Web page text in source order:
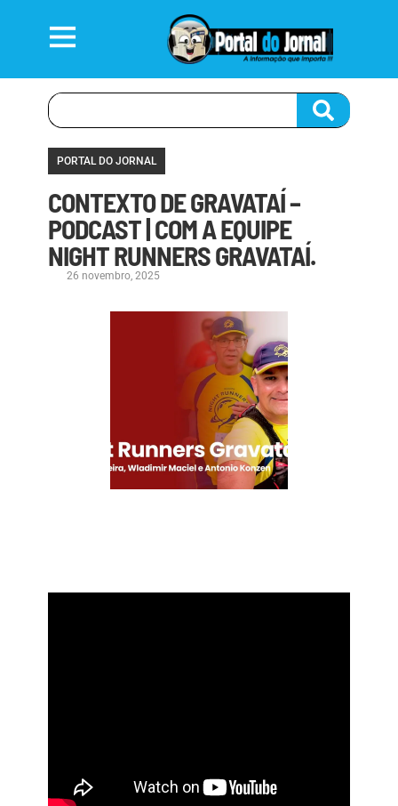
PORTAL DO JORNAL
CONTEXTO DE GRAVATAÍ –
PODCAST | COM A EQUIPE
NIGHT RUNNERS GRAVATAÍ.
26 novembro, 2025